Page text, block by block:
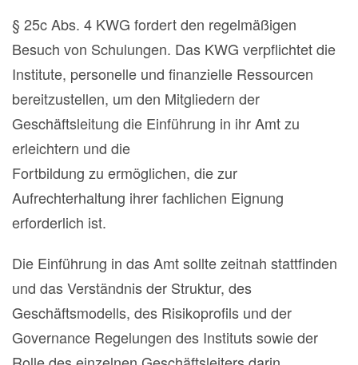
§ 25c Abs. 4 KWG fordert den regelmäßigen
Besuch von Schulungen. Das KWG verpflichtet die
Institute, personelle und finanzielle Ressourcen
bereitzustellen, um den Mitgliedern der
Geschäftsleitung die Einführung in ihr Amt zu
erleichtern und die
Fortbildung zu ermöglichen, die zur
Aufrechterhaltung ihrer fachlichen Eignung
erforderlich ist.
Die Einführung in das Amt sollte zeitnah stattfinden
und das Verständnis der Struktur, des
Geschäftsmodells, des Risikoprofils und der
Governance Regelungen des Instituts sowie der